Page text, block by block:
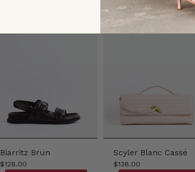
Biarritz Brun
$128.00
Scyler Blanc Cassé
$138.00